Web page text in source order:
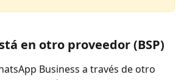
en otro proveedor (BSP)
Business a través de otro